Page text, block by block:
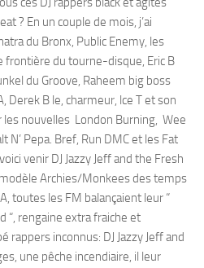
? En un couple de mois, j’ai
du Bronx, Public Enemy, les
frontière du tourne-disque, Eric B
du Groove, Raheem big boss
Derek B le, charmeur, lce T et son
les nouvelles London Burning, Wee
N’ Pepa. Bref, Run DMC et les Fat
venir DJ Jazzy Jeff and the Fresh
Archies/Monkees des temps
toutes les FM balançaient leur “
“, rengaine extra fraiche et
rappers inconnus: DJ Jazzy Jeff and
une pêche incendiaire, il leur